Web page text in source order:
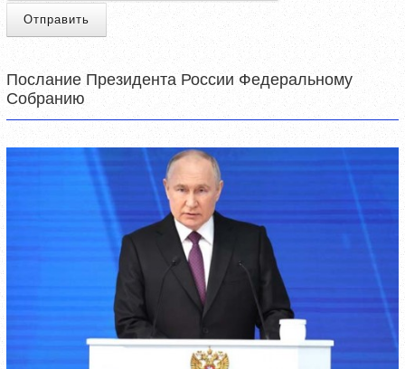
Отправить
Послание Президента России Федеральному
Собранию